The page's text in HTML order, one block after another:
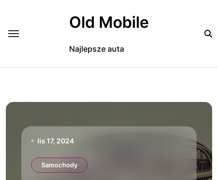
Old Mobile
Najlepsze auta
lis 17, 2024
Samochody